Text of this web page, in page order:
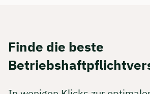
Finde die beste